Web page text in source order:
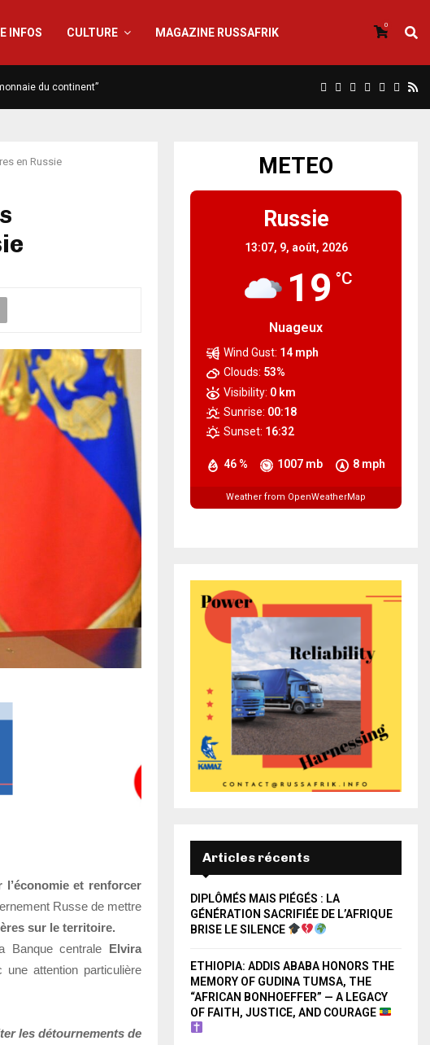
INFOS CULTURE MAGAZINE RUSSAFRIK
0
du continent”
en Russie
l’économie et renforcer
Russe de mettre
sur le territoire.
centrale Elvira
attention particulière
les détournements de
METEO
Russie
13:07, 9, août, 2026
19 °C
Nuageux
46 % 1007 mb 8 mph
Wind Gust: 14 mph
Clouds: 53%
Visibility: 0 km
Sunrise: 00:18
Sunset: 16:32
Weather from OpenWeatherMap
Articles récents
DIPLÔMÉS MAIS PIÉGÉS : LA
GÉNÉRATION SACRIFIÉE DE L’AFRIQUE
BRISE LE SILENCE
ETHIOPIA: ADDIS ABABA HONORS THE
MEMORY OF GUDINA TUMSA, THE
“AFRICAN BONHOEFFER” — A LEGACY
OF FAITH, JUSTICE, AND COURAGE